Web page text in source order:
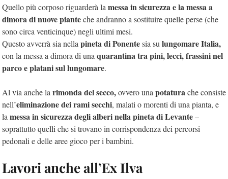
Quello più corposo riguarderà la messa in sicurezza e la messa a
dimora di nuove pianteche andranno a sostituire quelle perse (che
sono circa venticinque) negli ultimi mesi.
Questo avverrà sia nella pineta di Ponentesia su lungomare Italia,
con la messa a dimora di una quarantina tra pini, lecci, frassini nel
parco e platani sul lungomare.
Al via anche la rimonda del secco,ovvero una potaturache consiste
nell’eliminazione dei rami secchi, malati o morenti di una pianta, e
la messa in sicurezza degli alberi nella pineta di Levante–
soprattutto quelli che si trovano in corrispondenza dei percorsi
pedonali e delle aree gioco per i bambini.
Lavori anche all’Ex Ilva